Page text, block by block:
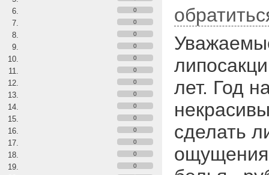
0
0
0
0
0
0
0
0
0
0
0
0
0
0
лет. Год
сделать